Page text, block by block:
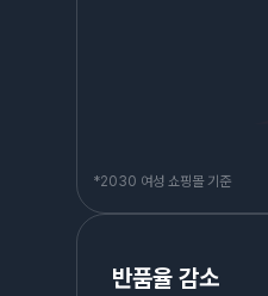
*2030 여성 쇼핑몰 기준
반품율 감소